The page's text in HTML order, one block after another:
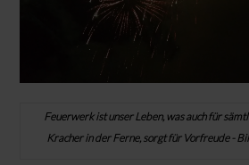
Feuerwerk ist unser Leben, was auch für
Kracher in der Ferne, sorgt für Vorfreude -